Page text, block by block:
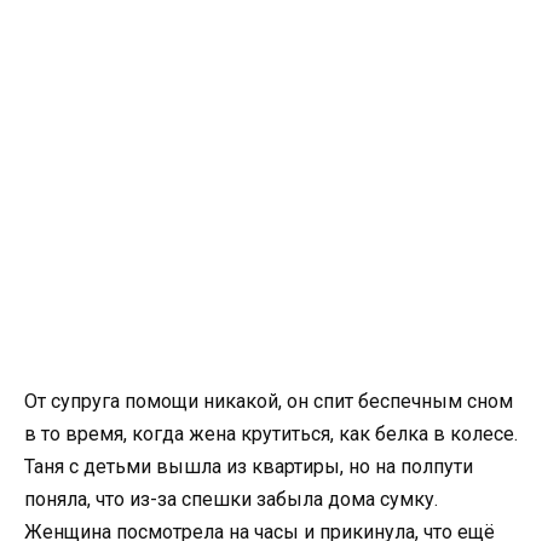
От супруга помощи никакой, он спит беспечным сном
в то время, когда жена крутиться, как белка в колесе.
Таня с детьми вышла из квартиры, но на полпути
поняла, что из-за спешки забыла дома сумку.
Женщина посмотрела на часы и прикинула, что ещё